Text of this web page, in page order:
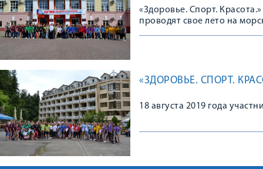
«Здоровье. Спорт.
проводят свое лето на
«ЗДОРОВЬЕ. СПОРТ.
18 августа 2019 года